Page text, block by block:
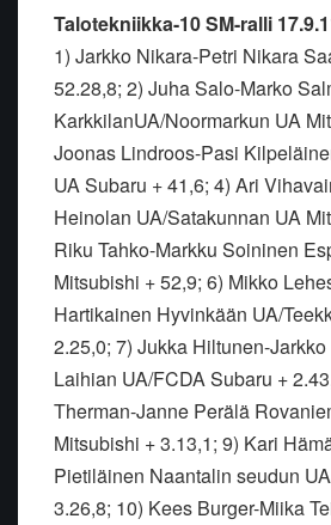
Talotekniikka-10 SM-ralli
1) Jarkko Nikara-Petri Nikara
52.28,8; 2) Juha Salo-Marko
KarkkilanUA/Noormarkun UA
Joonas Lindroos-Pasi
UA Subaru + 41,6; 4) Ari
Heinolan UA/Satakunnan UA
Riku Tahko-Markku Soininen
Mitsubishi + 52,9; 6) Mikko
Hartikainen Hyvinkään UA/
2.25,0; 7) Jukka Hiltunen-
Laihian UA/FCDA Subaru +
Therman-Janne Perälä
Mitsubishi + 3.13,1; 9) Kari
Pietiläinen Naantalin seudun
3.26,8; 10) Kees Burger-Miika